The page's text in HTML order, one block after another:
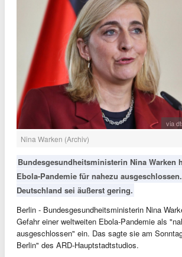
via
Nina Warken (Archiv)
Bundesgesundheitsministerin Nina Warken
Ebola-Pandemie für nahezu
Deutschland sei äußerst gering.
Berlin - Bundesgesundheitsministerin Nina
Gefahr einer weltweiten Ebola-Pandemie als
ausgeschlossen" ein. Das sagte sie am
Berlin" des ARD-Hauptstadtstudios.